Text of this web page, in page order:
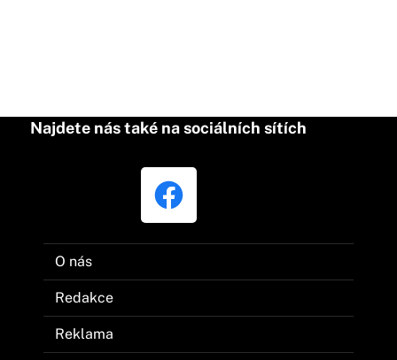
Najdete nás také na sociálních sítích
O nás
Redakce
Reklama